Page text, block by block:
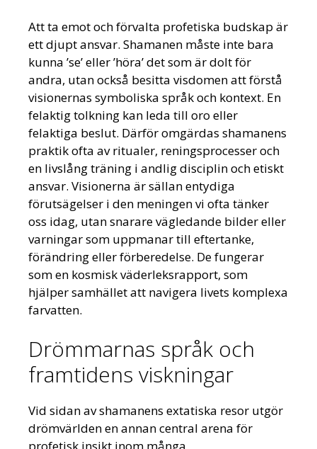
Att ta emot och förvalta profetiska budskap är
ett djupt ansvar. Shamanen måste inte bara
kunna ’se’ eller ’höra’ det som är dolt för
andra, utan också besitta visdomen att förstå
visionernas symboliska språk och kontext. En
felaktig tolkning kan leda till oro eller
felaktiga beslut. Därför omgärdas shamanens
praktik ofta av ritualer, reningsprocesser och
en livslång träning i andlig disciplin och etiskt
ansvar. Visionerna är sällan entydiga
förutsägelser i den meningen vi ofta tänker
oss idag, utan snarare vägledande bilder eller
varningar som uppmanar till eftertanke,
förändring eller förberedelse. De fungerar
som en kosmisk väderleksrapport, som
hjälper samhället att navigera livets komplexa
farvatten.
Drömmarnas språk och
framtidens viskningar
Vid sidan av shamanens extatiska resor utgör
drömvärlden en annan central arena för